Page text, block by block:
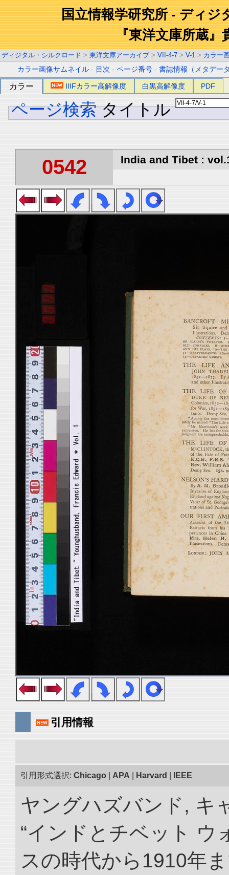
国立情報学研究所 - ディジ
『東洋文庫所蔵』
ディジタル・シルクロード > 東洋文庫アーカイブ > VII-4-7 > V-1 > カラー
カラー画像サムネイル - 目次 -ページ番号 -書誌情報（メタデー
カラー IIIFカラー高解像度 白黒高解像度 PDF
ページ検索 タイトル
0542 India and Tibet :
引用情報
引用形式選択: Chicago APA Harvard IEEE
ヤングハズバンド, キ
“インドとチベット ウ
スの時代から1910年